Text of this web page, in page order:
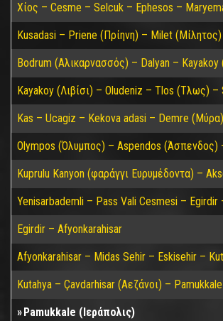
Χίος – Cesme – Selcuk – Ephesos –
Kusadasi – Priene (Πρίηνη) – Milet
Bodrum (Αλικαρνασσός) – Dalyan –
Kayakoy (Λιβίσι) – Oludeniz – Tlos (Τλως)
Kas – Ucagiz – Kekova adasi – Demre
Olympos (Όλυμπος) – Aspendos (Άσπενδος)
Kuprulu Kanyon (φαράγγι Ευρυμέδοντα) –
Yenisarbademli – Pass Vali Cesmesi –
Egirdir – Afyonkarahisar
Afyonkarahisar – Midas Sehir – Eskisehir –
Kutahya – Çavdarhisar (Αεζάνοι) –
Pamukkale (Ιεράπολις)